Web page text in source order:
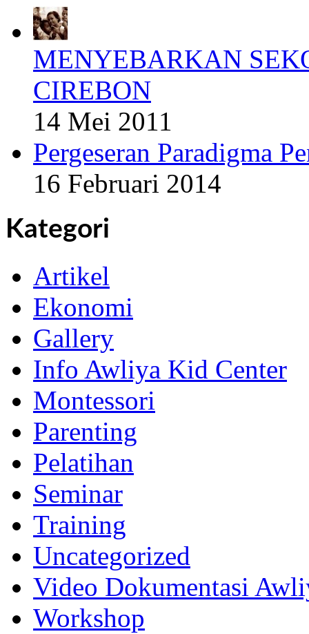
MENYEBARKAN
CIREBON
14 Mei 2011
Pergeseran Paradigma
16 Februari 2014
Kategori
Artikel
Ekonomi
Gallery
Info Awliya Kid Center
Montessori
Parenting
Pelatihan
Seminar
Training
Uncategorized
Video Dokumentasi
Workshop